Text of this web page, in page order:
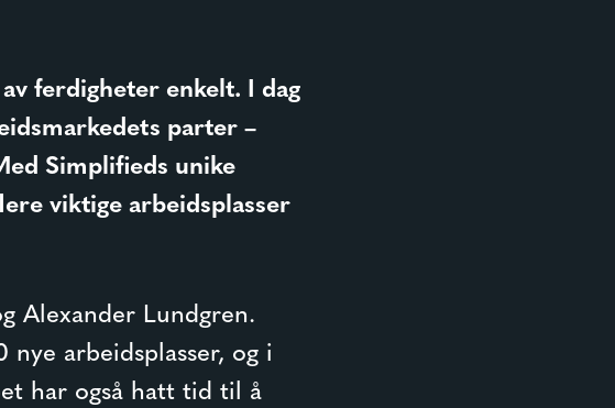
ferdigheter enkelt. I dag
parter –
Simplifieds unike
viktige arbeidsplasser
Alexander Lundgren.
arbeidsplasser, og i
har også hatt tid til å